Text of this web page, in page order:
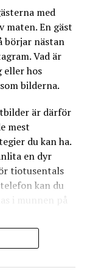
med ett
är det
på en gata där
bandet spela
sig som mest
fler
fördel med
gärna vill ha
till att öka
familj
En
målgrupp i
ett klokt sätt
att
med
maten. En gäst
nästan
Vad är
eller hos
bilderna.
är därför
mest
du kan ha.
en dyr
tiotusentals
kan du
i munnen på
att lyfta din